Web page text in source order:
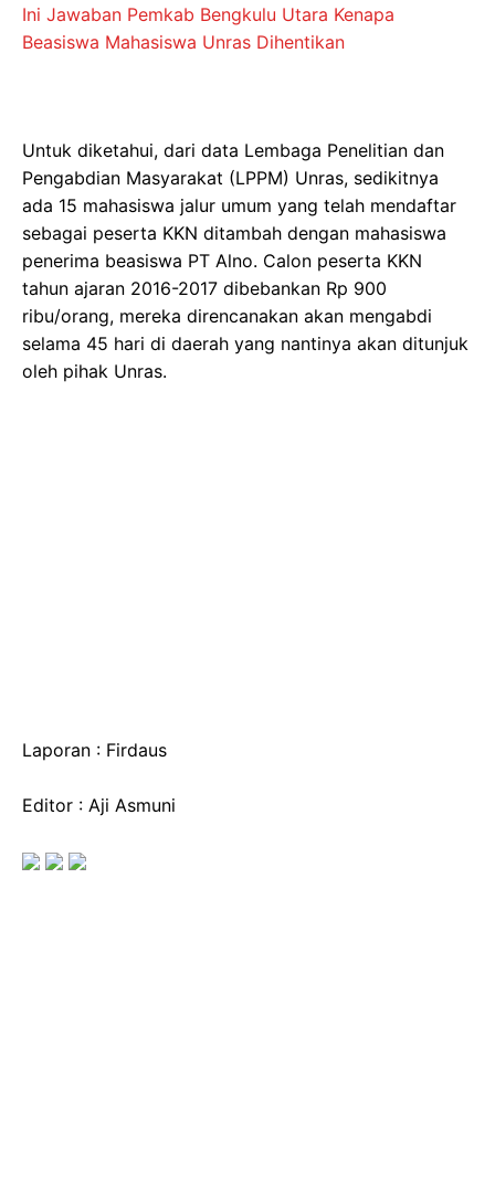
Ini Jawaban Pemkab Bengkulu Utara Kenapa
Beasiswa Mahasiswa Unras Dihentikan
Untuk diketahui, dari data Lembaga Penelitian dan
Pengabdian Masyarakat (LPPM) Unras, sedikitnya
ada 15 mahasiswa jalur umum yang telah mendaftar
sebagai peserta KKN ditambah dengan mahasiswa
penerima beasiswa PT Alno. Calon peserta KKN
tahun ajaran 2016-2017 dibebankan Rp 900
ribu/orang, mereka direncanakan akan mengabdi
selama 45 hari di daerah yang nantinya akan ditunjuk
oleh pihak Unras.
Laporan : Firdaus
Editor : Aji Asmuni